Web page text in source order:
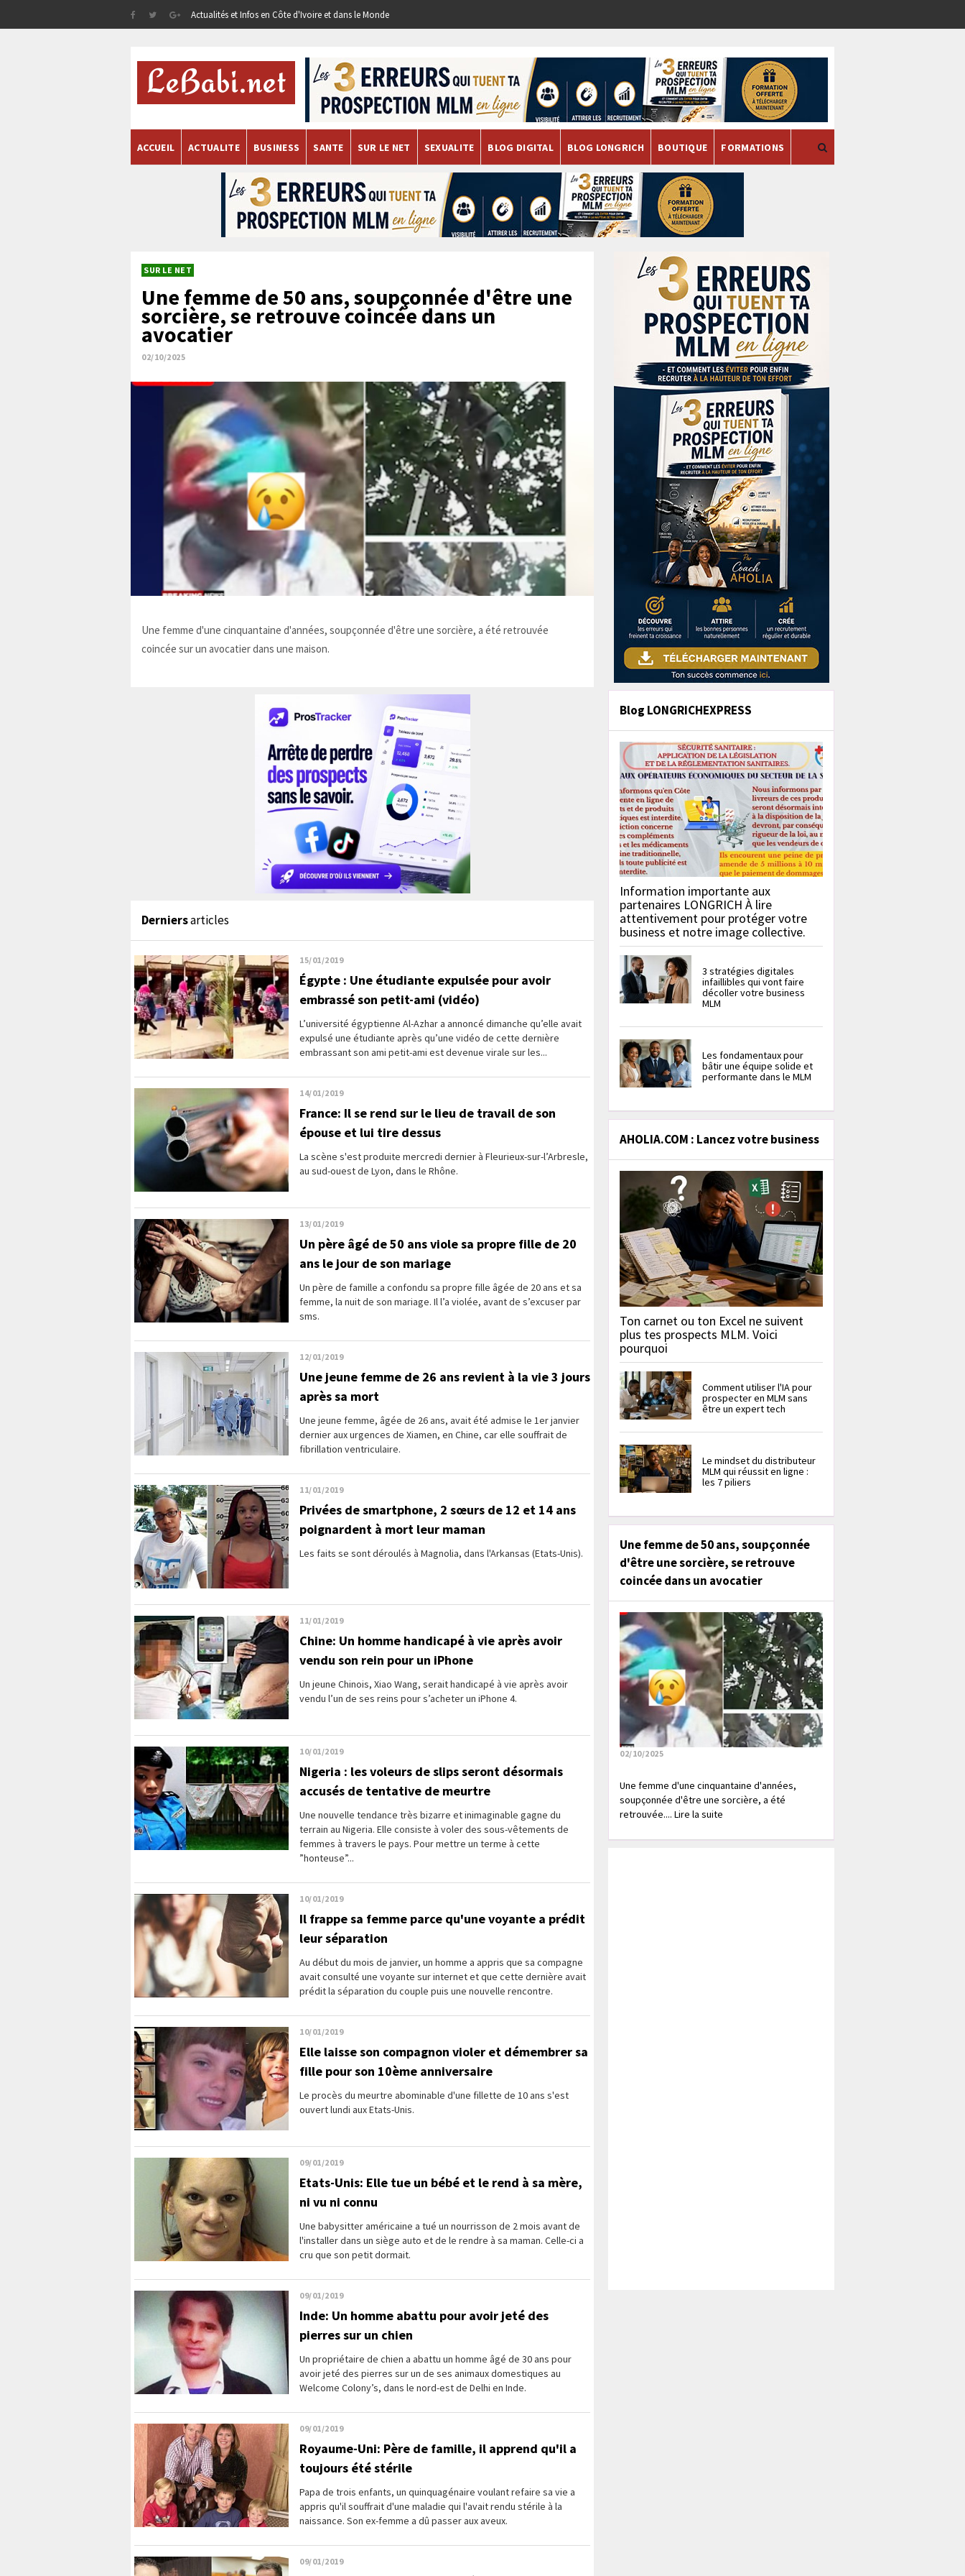
Actualités et Infos en Côte d'Ivoire et dans le Monde
ACCUEIL ACTUALITE BUSINESS SANTE SUR LE NET SEXUALITE BLOG DIGITAL BLOG LONGRICH BOUTIQUE FORMATIONS
SUR LE NET
Une femme de 50 ans, soupçonnée d'être une
sorcière, se retrouve coincée dans un
avocatier
02/10/2025
Une femme d'une cinquantaine d'années, soupçonnée d'être une sorcière, a été retrouvée
coincée sur un avocatier dans une maison.
Derniersarticles
15/01/2019
Égypte : Une étudiante expulsée pour avoir
embrassé son petit-ami (vidéo)
L’université égyptienne Al-Azhar a annoncé dimanche qu’elle avait
expulsé une étudiante après qu’une vidéo de cette dernière
embrassant son ami petit-ami est devenue virale sur les...
14/01/2019
France: Il se rend sur le lieu de travail de son
épouse et lui tire dessus
La scène s'est produite mercredi dernier à Fleurieux-sur-l’Arbresle,
au sud-ouest de Lyon, dans le Rhône.
13/01/2019
Un père âgé de 50 ans viole sa propre fille de 20
ans le jour de son mariage
Un père de famille a confondu sa propre fille âgée de 20 ans et sa
femme, la nuit de son mariage. Il l’a violée, avant de s’excuser par
sms.
12/01/2019
Une jeune femme de 26 ans revient à la vie 3 jours
après sa mort
Une jeune femme, âgée de 26 ans, avait été admise le 1er janvier
dernier aux urgences de Xiamen, en Chine, car elle souffrait de
fibrillation ventriculaire.
11/01/2019
Privées de smartphone, 2 sœurs de 12 et 14 ans
poignardent à mort leur maman
Les faits se sont déroulés à Magnolia, dans l'Arkansas (Etats-Unis).
11/01/2019
Chine: Un homme handicapé à vie après avoir
vendu son rein pour un iPhone
Un jeune Chinois, Xiao Wang, serait handicapé à vie après avoir
vendu l’un de ses reins pour s’acheter un iPhone 4.
10/01/2019
Nigeria : les voleurs de slips seront désormais
accusés de tentative de meurtre
Une nouvelle tendance très bizarre et inimaginable gagne du
terrain au Nigeria. Elle consiste à voler des sous-vêtements de
femmes à travers le pays. Pour mettre un terme à cette
”honteuse”...
10/01/2019
Il frappe sa femme parce qu'une voyante a prédit
leur séparation
Au début du mois de janvier, un homme a appris que sa compagne
avait consulté une voyante sur internet et que cette dernière avait
prédit la séparation du couple puis une nouvelle rencontre.
10/01/2019
Elle laisse son compagnon violer et démembrer sa
fille pour son 10ème anniversaire
Le procès du meurtre abominable d'une fillette de 10 ans s'est
ouvert lundi aux Etats-Unis.
09/01/2019
Etats-Unis: Elle tue un bébé et le rend à sa mère,
ni vu ni connu
Une babysitter américaine a tué un nourrisson de 2 mois avant de
l'installer dans un siège auto et de le rendre à sa maman. Celle-ci a
cru que son petit dormait.
09/01/2019
Inde: Un homme abattu pour avoir jeté des
pierres sur un chien
Un propriétaire de chien a abattu un homme âgé de 30 ans pour
avoir jeté des pierres sur un de ses animaux domestiques au
Welcome Colony’s, dans le nord-est de Delhi en Inde.
09/01/2019
Royaume-Uni: Père de famille, il apprend qu'il a
toujours été stérile
Papa de trois enfants, un quinquagénaire voulant refaire sa vie a
appris qu'il souffrait d'une maladie qui l'avait rendu stérile à la
naissance. Son ex-femme a dû passer aux aveux.
09/01/2019
Blog LONGRICHEXPRESS
Information importante aux
partenaires LONGRICH À lire
attentivement pour protéger votre
business et notre image collective.
3 stratégies digitales
infaillibles qui vont faire
décoller votre business
MLM
Les fondamentaux pour
bâtir une équipe solide et
performante dans le MLM
AHOLIA.COM : Lancez votre business
Ton carnet ou ton Excel ne suivent
plus tes prospects MLM. Voici
pourquoi
Comment utiliser l'IA pour
prospecter en MLM sans
être un expert tech
Le mindset du distributeur
MLM qui réussit en ligne :
les 7 piliers
Une femme de 50 ans, soupçonnée
d'être une sorcière, se retrouve
coincée dans un avocatier
02/10/2025
Une femme d'une cinquantaine d'années,
soupçonnée d'être une sorcière, a été
retrouvée.... Lire la suite